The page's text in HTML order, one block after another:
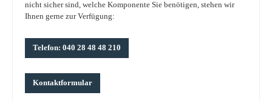
nicht sicher sind, welche Komponente Sie benötigen, stehen wir
Ihnen gerne zur Verfügung:
Telefon: 040 28 48 48 210
Kontaktformular